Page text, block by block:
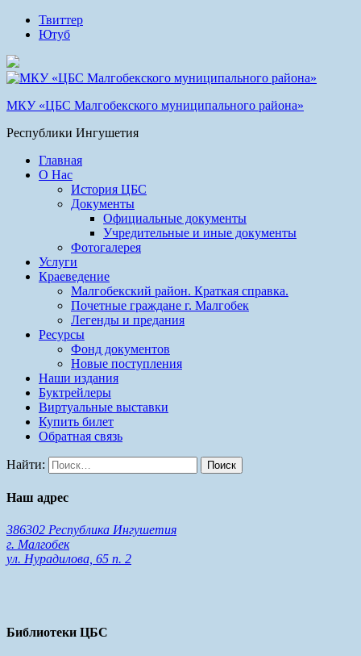
Твиттер
Ютуб
МКУ «ЦБС Малгобекского муниципального района»
Республики Ингушетия
Главная
О Нас
История ЦБС
Документы
Официальные документы
Учредительные и иные документы
Фотогалерея
Услуги
Краеведение
Малгобекский район. Краткая справка.
Почетные граждане г. Малгобек
Легенды и предания
Ресурсы
Фонд документов
Новые поступления
Наши издания
Буктрейлеры
Виртуальные выставки
Купить билет
Обратная связь
Найти:
Наш адрес
386302 Республика Ингушетия
г. Малгобек
ул. Нурадилова, 65 п. 2
Библиотеки ЦБС